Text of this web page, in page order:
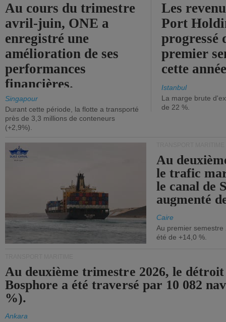
Au cours du trimestre
avril-juin, ONE a
enregistré une
amélioration de ses
performances
financières.
Singapour
Durant cette période, la flotte a transporté
près de 3,3 millions de conteneurs
(+2,9%).
Les
Port
progressé
premier
cette
Istanbul
La marge brute
de 22 %.
Au
le trafic
le canal de
augmenté
Caire
Au premier
été de +14,0 %.
Au deuxième trimestre 2026, le
Bosphore a été traversé par 10 082
%).
Ankara